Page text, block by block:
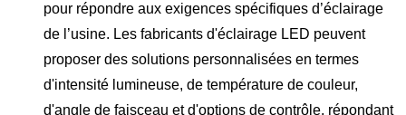
pour répondre aux exigences spécifiques d’éclairage
de l’usine. Les fabricants d'éclairage LED peuvent
proposer des solutions personnalisées en termes
d'intensité lumineuse, de température de couleur,
d'angle de faisceau et d'options de contrôle, répondant